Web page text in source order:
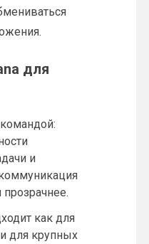
для
и
как для
для крупных